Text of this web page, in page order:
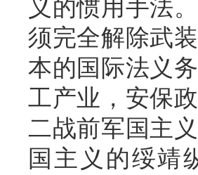
义的惯用手法
须完全解除武
本的国际法义
工产业，安保
二战前军国主
国主义的绥靖